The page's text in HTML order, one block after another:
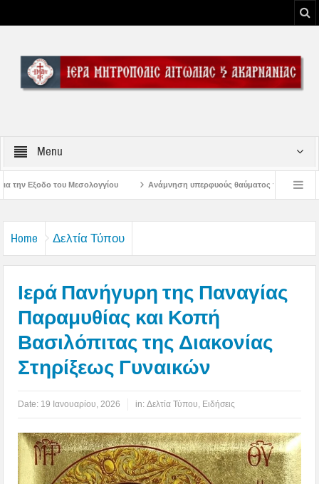
Menu
Ανάμνηση υπερφυούς θαύματος των Αρχαγγέλων στην Αμβρακιά Θέρμου
Home Δελτία Τύπου
Ιερά Πανήγυρη της Παναγίας
Παραμυθίας και Κοπή
Βασιλόπιτας της Διακονίας
Στηρίξεως Γυναικών
Date: 19 Ιανουαρίου, 2026 in:Δελτία Τύπου Ειδήσεις